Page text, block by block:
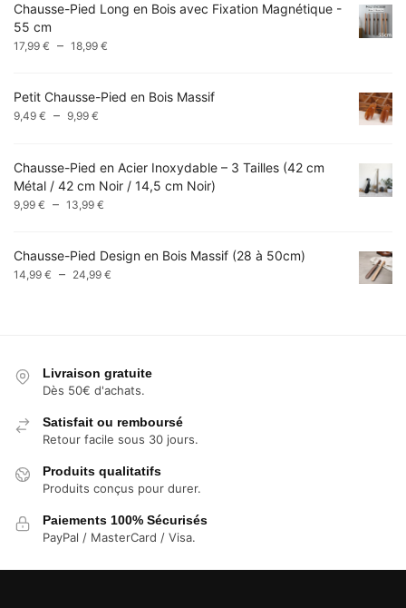
14,99 €
Chausse-Pied Long en Bois avec Fixation Magnétique -
55 cm
17,99 € – 18,99 €
17,99 €
Petit Chausse-Pied en Bois Massif
9,49 € – 9,99 €
9,49 €
à
9,99 €
Chausse-Pied en Acier Inoxydable – 3 Tailles (42 cm
Métal / 42 cm Noir / 14,5 cm Noir)
9,99 € – 13,99 €
9,99 €
à
Chausse-Pied Design en Bois Massif (28 à 50cm)
14,99 € – 24,99 €
Livraison gratuite
Dès 50€ d'achats.
Satisfait ou remboursé
Retour facile sous 30 jours.
Produits qualitatifs
Produits conçus pour durer.
Paiements 100% Sécurisés
PayPal / MasterCard / Visa.